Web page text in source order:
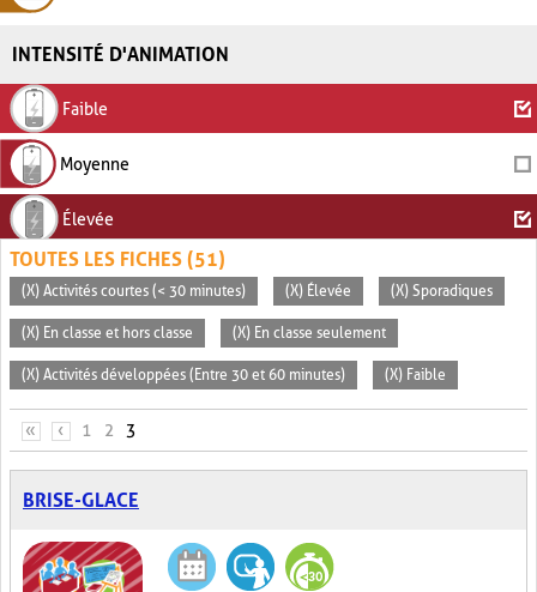
INTENSITÉ D'ANIMATION
Faible
Moyenne
Élevée
TOUTES LES FICHES (51)
(X) Activités courtes (< 30 minutes) (X) Élevée (X) Sporadiques
(X) En classe et hors classe (X) En classe seulement
(X) Activités développées (Entre 30 et 60 minutes) (X) Faible
PAGES
« ‹ 1 2 3
BRISE-GLACE